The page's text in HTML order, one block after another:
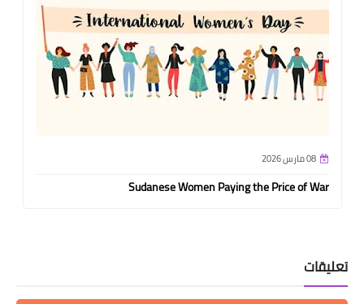
08 مارس 2026
Sudanese Women Paying the Price of War
تعليقات